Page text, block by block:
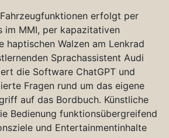
erfolgt per
im MMI, per kapazitativen
haptischen Walzen am Lenkrad
Sprachassistent Audi
die Software ChatGPT und
Fragen rund um das eigene
auf das Bordbuch. Künstliche
Bedienung funktionsübergreifend
und Entertainmentinhalte